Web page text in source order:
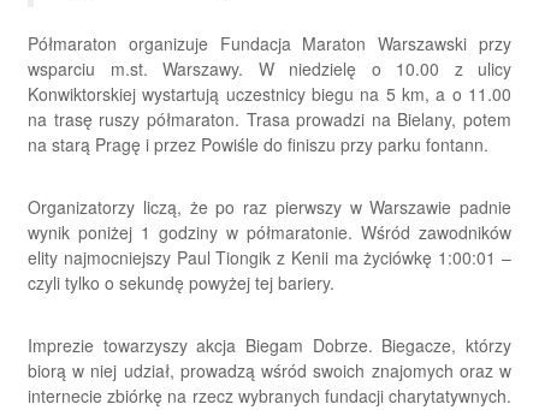
Półmaraton organizuje Fundacja Maraton Warszawski przy
wsparciu m.st. Warszawy. W niedzielę o 10.00 z ulicy
Konwiktorskiej wystartują uczestnicy biegu na 5 km, a o 11.00
na trasę ruszy półmaraton. Trasa prowadzi na Bielany, potem
na starą Pragę i przez Powiśle do finiszu przy parku fontann.
Organizatorzy liczą, że po raz pierwszy w Warszawie padnie
wynik poniżej 1 godziny w półmaratonie. Wśród zawodników
elity najmocniejszy Paul Tiongik z Kenii ma życiówkę 1:00:01 –
czyli tylko o sekundę powyżej tej bariery.
Imprezie towarzyszy akcja Biegam Dobrze. Biegacze, którzy
biorą w niej udział, prowadzą wśród swoich znajomych oraz w
internecie zbiórkę na rzecz wybranych fundacji charytatywnych.